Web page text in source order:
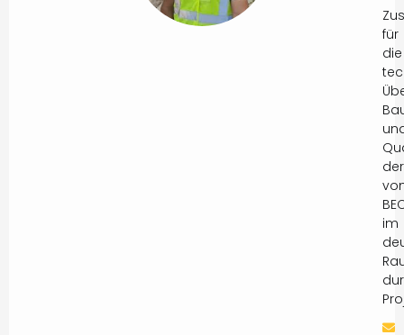
für
die
der
im